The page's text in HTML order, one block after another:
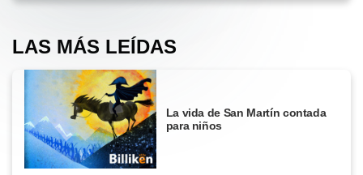
LAS MÁS LEÍDAS
La vida de San Martín contada
para niños